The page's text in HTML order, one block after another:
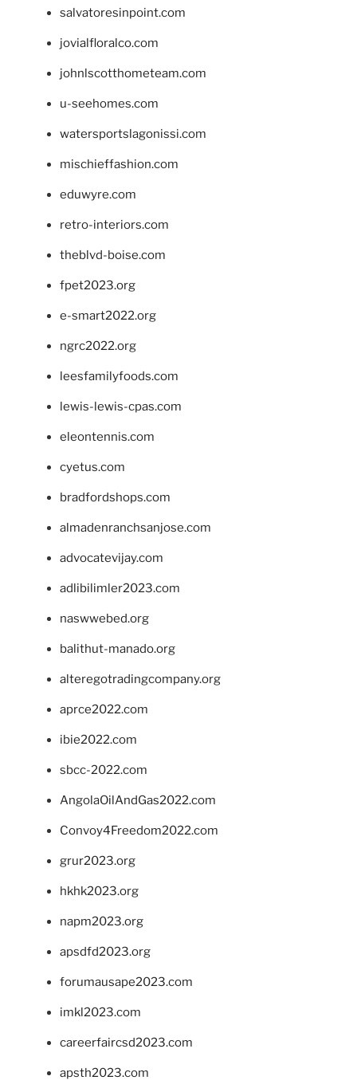
salvatoresinpoint.com
jovialfloralco.com
johnlscotthometeam.com
u-seehomes.com
watersportslagonissi.com
mischieffashion.com
eduwyre.com
retro-interiors.com
theblvd-boise.com
fpet2023.org
e-smart2022.org
ngrc2022.org
leesfamilyfoods.com
lewis-lewis-cpas.com
eleontennis.com
cyetus.com
bradfordshops.com
almadenranchsanjose.com
advocatevijay.com
adlibilimler2023.com
naswwebed.org
balithut-manado.org
alteregotradingcompany.org
aprce2022.com
ibie2022.com
sbcc-2022.com
AngolaOilAndGas2022.com
Convoy4Freedom2022.com
grur2023.org
hkhk2023.org
napm2023.org
apsdfd2023.org
forumausape2023.com
imkl2023.com
careerfaircsd2023.com
apsth2023.com